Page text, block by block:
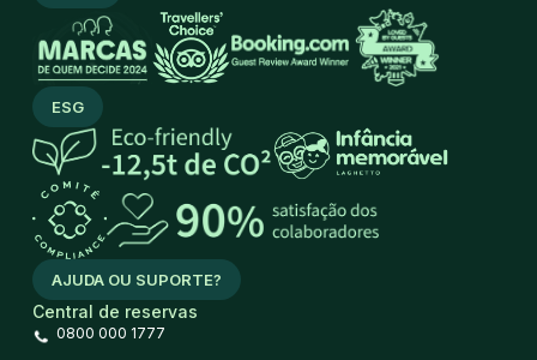
AJUDA OU SUPORTE?
Central de reservas
0800 000 1777
ESG